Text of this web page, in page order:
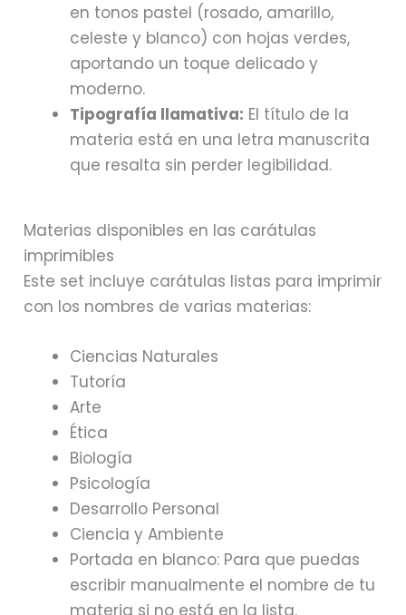
en tonos pastel (rosado, amarillo,
celeste y blanco) con hojas verdes,
aportando un toque delicado y
moderno.
Tipografía llamativa: El título de la
materia está en una letra manuscrita
que resalta sin perder legibilidad.
Materias disponibles en las carátulas
imprimibles
Este set incluye carátulas listas para imprimir
con los nombres de varias materias:
Ciencias Naturales
Tutoría
Arte
Ética
Biología
Psicología
Desarrollo Personal
Ciencia y Ambiente
Portada en blanco: Para que puedas
escribir manualmente el nombre de tu
materia si no está en la lista.